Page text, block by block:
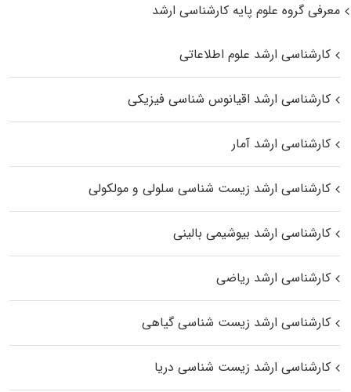
معرفی گروه علوم پایه کارشناسی ارشد
کارشناسی ارشد علوم اطلاعاتی
کارشناسی ارشد اقیانوس‌ شناسی فیزیکی
کارشناسی ارشد آمار
کارشناسی ارشد زیست شناسی سلولی و مولکولی
کارشناسی ارشد بیوشیمی بالینی
کارشناسی ارشد ریاضی
کارشناسی ارشد زیست‌ شناسی گیاهی
کارشناسی ارشد زیست‌ شناسی دریا